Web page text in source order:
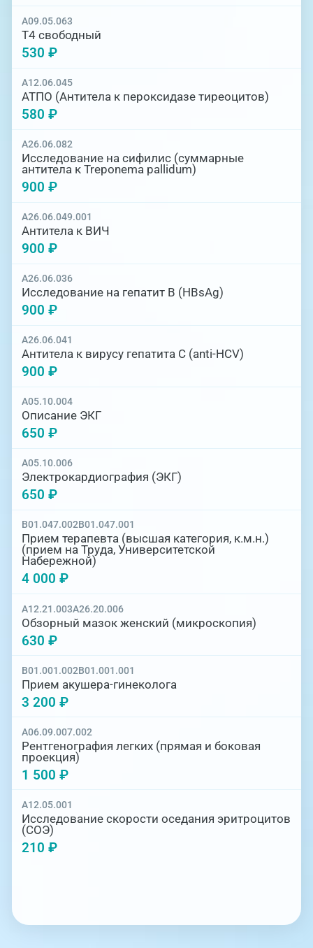
A09.05.063
Т4 свободный
530 ₽
A12.06.045
АТПО (Антитела к пероксидазе тиреоцитов)
580 ₽
A26.06.082
Исследование на сифилис (суммарные
антитела к Treponema pallidum)
900 ₽
A26.06.049.001
Антитела к ВИЧ
900 ₽
A26.06.036
Исследование на гепатит В (НBsAg)
900 ₽
A26.06.041
Антитела к вирусу гепатита С (anti-HCV)
900 ₽
A05.10.004
Описание ЭКГ
650 ₽
A05.10.006
Электрокардиография (ЭКГ)
650 ₽
B01.047.002B01.047.001
Прием терапевта (высшая категория, к.м.н.)
(прием на Труда, Университетской
Набережной)
4 000 ₽
A12.21.003A26.20.006
Обзорный мазок женский (микроскопия)
630 ₽
B01.001.002B01.001.001
Прием акушера-гинеколога
3 200 ₽
A06.09.007.002
Рентгенография легких (прямая и боковая
проекция)
1 500 ₽
A12.05.001
Исследование скорости оседания эритроцитов
(СОЭ)
210 ₽